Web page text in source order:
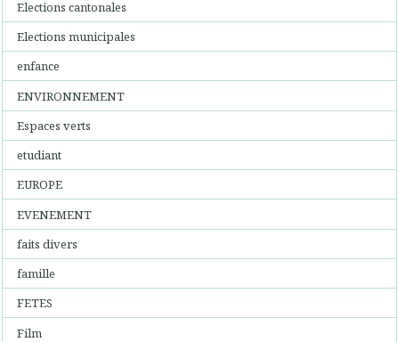
Elections cantonales
Elections municipales
enfance
ENVIRONNEMENT
Espaces verts
etudiant
EUROPE
EVENEMENT
faits divers
famille
FETES
Film